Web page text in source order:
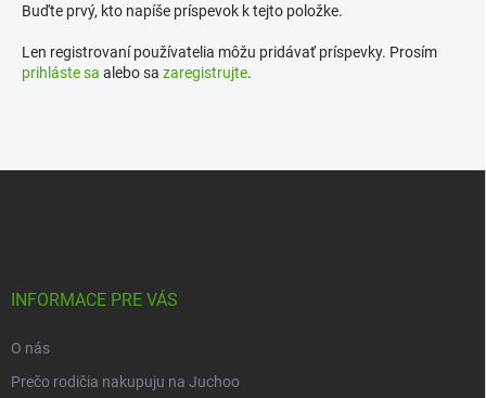
Buďte prvý, kto napíše príspevok k tejto položke.
Len registrovaní používatelia môžu pridávať príspevky. Prosím
prihláste sa alebo sa zaregistrujte.
INFORMACE PRE VÁS
O nás
Prečo rodičia nakupuju na Juchoo